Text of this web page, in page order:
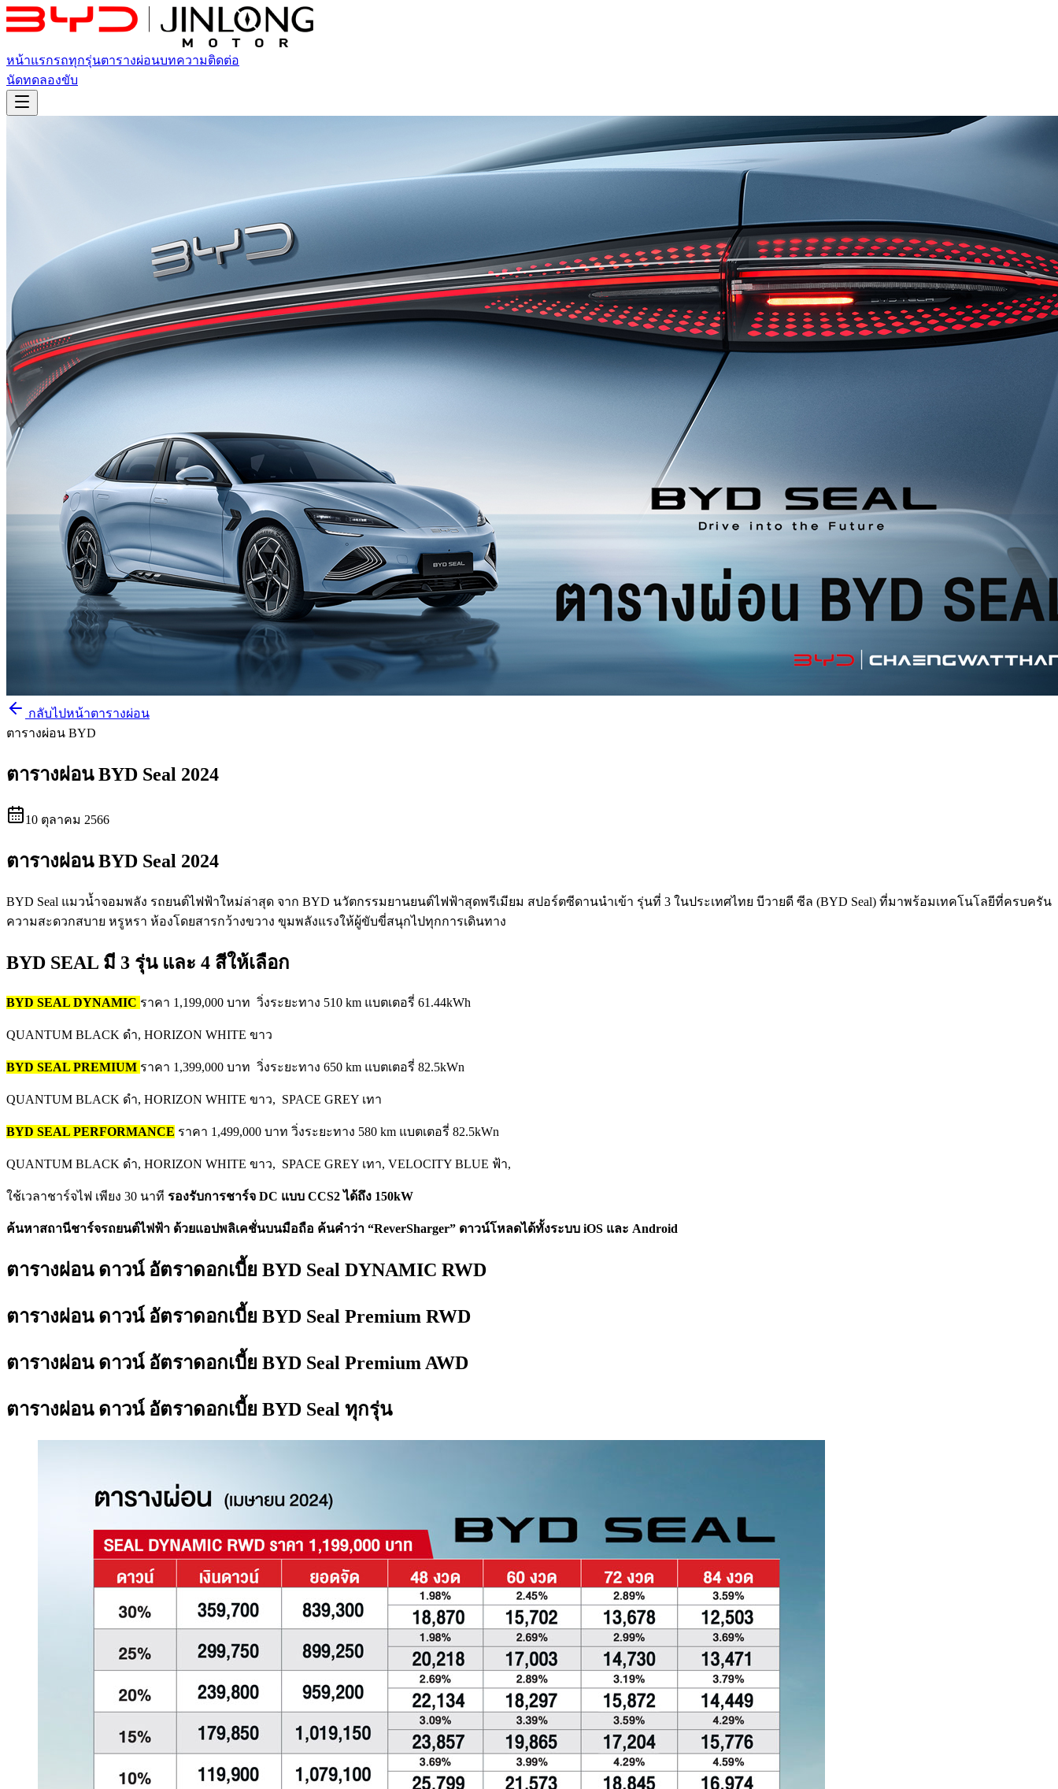
หน้าแรกรถทุกรุ่นตารางผ่อนบทความติดต่อ
นัดทดลองขับ
กลับไปหน้าตารางผ่อน
ตารางผ่อน BYD
ตารางผ่อน BYD Seal 2024
10 ตุลาคม 2566
ตารางผ่อน BYD Seal 2024
BYD Seal แมวน้ำจอมพลัง รถยนต์ไฟฟ้าใหม่ล่าสุด จาก BYD นวัตกรรมยานยนต์ไฟฟ้าสุดพรีเมียม สปอร์ตซีดานนำเข้า รุ่นที่ 3 ในประเทศไทย บีวายดี ซีล (BYD Seal) ที่มาพร้อมเทคโนโลยีที่ครบครัน
ความสะดวกสบาย หรูหรา ห้องโดยสารกว้างขวาง ขุมพลังแรงให้ผู้ขับขี่สนุกไปทุกการเดินทาง
BYD SEAL มี 3 รุ่น และ 4 สีให้เลือก
BYD SEAL DYNAMIC ราคา 1,199,000 บาท วิ่งระยะทาง 510 km แบตเตอรี่ 61.44kWh
QUANTUM BLACK ดำ, HORIZON WHITE ขาว
BYD SEAL PREMIUM ราคา 1,399,000 บาท วิ่งระยะทาง 650 km แบตเตอรี่ 82.5kWn
QUANTUM BLACK ดำ, HORIZON WHITE ขาว, SPACE GREY เทา
BYD SEAL PERFORMANCE ราคา 1,499,000 บาท วิ่งระยะทาง 580 km แบตเตอรี่ 82.5kWn
QUANTUM BLACK ดำ, HORIZON WHITE ขาว, SPACE GREY เทา, VELOCITY BLUE ฟ้า,
ใช้เวลาชาร์จไฟ เพียง 30 นาที รองรับการชาร์จ DC แบบ CCS2 ได้ถึง 150kW
ค้นหาสถานีชาร์จรถยนต์ไฟฟ้า ด้วยแอปพลิเคชั่นบนมือถือ ค้นคำว่า “ReverSharger” ดาวน์โหลดได้ทั้งระบบ iOS และ Android
ตารางผ่อน ดาวน์ อัตราดอกเบี้ย BYD Seal DYNAMIC RWD
ตารางผ่อน ดาวน์ อัตราดอกเบี้ย BYD Seal Premium RWD
ตารางผ่อน ดาวน์ อัตราดอกเบี้ย BYD Seal Premium AWD
ตารางผ่อน ดาวน์ อัตราดอกเบี้ย BYD Seal ทุกรุ่น